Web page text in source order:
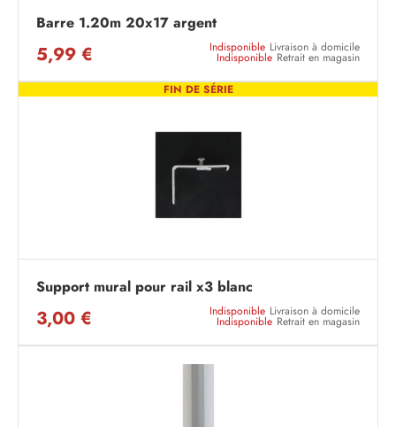
Barre 1.20m 20x17 argent
5,99 € Indisponible Livraison à domicile
Indisponible Retrait en magasin
FIN DE SÉRIE
Support mural pour rail x3 blanc
3,00 € Indisponible Livraison à domicile
Indisponible Retrait en magasin